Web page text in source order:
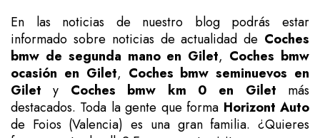
En las noticias de nuestro blog podrás estar
informado sobre noticias de actualidad de Coches
bmw de segunda mano en Gilet, Coches bmw
ocasión en Gilet, Coches bmw seminuevos en
Gilet y Coches bmw km 0 en Gilet más
destacados. Toda la gente que forma Horizont Auto
de Foios (Valencia) es una gran familia. ¿Quieres